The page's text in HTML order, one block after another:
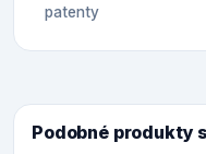
patenty
Podobné produkty